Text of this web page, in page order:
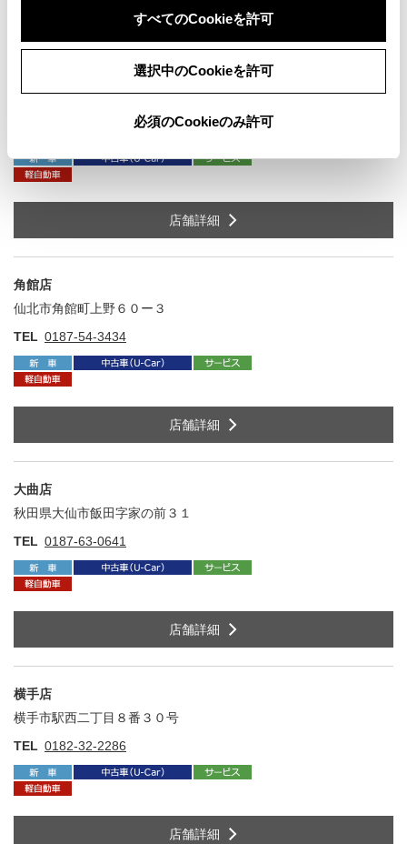
すべてのCookieを許可
選択中のCookieを許可
必須のCookieのみ許可
店舗詳細
店舗詳細
角館店
仙北市角館町上野６０ー３
TEL 0187-54-3434
店舗詳細
大曲店
秋田県大仙市飯田字家の前３１
TEL 0187-63-0641
店舗詳細
横手店
横手市駅西二丁目８番３０号
TEL 0182-32-2286
店舗詳細